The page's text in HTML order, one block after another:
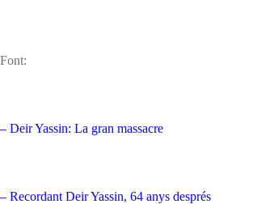
Font:
– Deir Yassin: La gran massacre
– Recordant Deir Yassin, 64 anys després